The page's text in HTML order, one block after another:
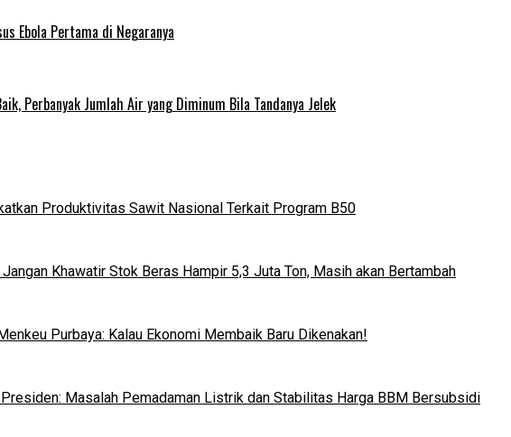
Ebola Pertama di Negaranya
Perbanyak Jumlah Air yang Diminum Bila Tandanya Jelek
Produktivitas Sawit Nasional Terkait Program B50
Khawatir Stok Beras Hampir 5,3 Juta Ton, Masih akan Bertambah
Purbaya: Kalau Ekonomi Membaik Baru Dikenakan!
Masalah Pemadaman Listrik dan Stabilitas Harga BBM Bersubsidi